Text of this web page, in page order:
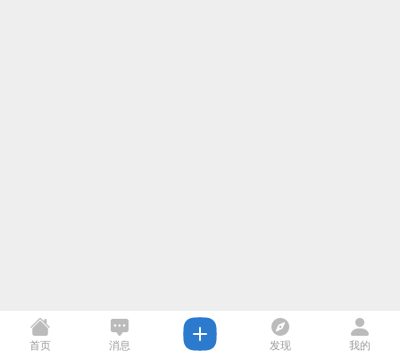
首页 消息 发现 我的